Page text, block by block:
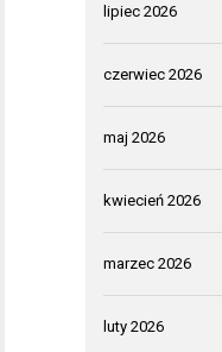
lipiec 2026
czerwiec 2026
maj 2026
kwiecień 2026
marzec 2026
luty 2026